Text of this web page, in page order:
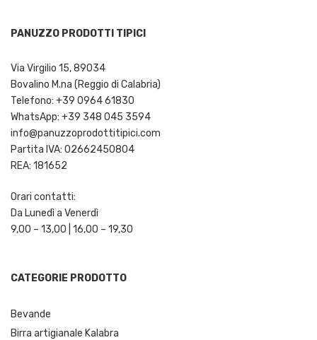
PANUZZO PRODOTTI TIPICI
Via Virgilio 15, 89034
Bovalino M.na (Reggio di Calabria)
Telefono: +39 0964 61830
WhatsApp: +39 348 045 3594
info@panuzzoprodottitipici.com
Partita IVA: 02662450804
REA: 181652
Orari contatti:
Da Lunedì a Venerdì
9,00 – 13,00 | 16,00 – 19,30
CATEGORIE PRODOTTO
Bevande
Birra artigianale Kalabra